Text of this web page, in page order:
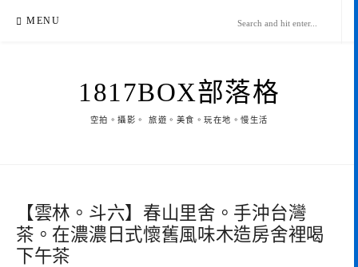
MENU
1817BOX部落格
空拍。攝影。 旅遊。美食。玩在地。慢生活
【雲林。斗六】春山里舍。手沖台灣
茶。在濃濃日式懷舊風味木造房舍裡喝
下午茶